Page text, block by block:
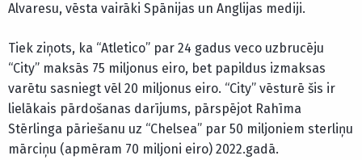
Alvaresu, vēsta vairāki Spānijas un Anglijas mediji.
Tiek ziņots, ka “Atletico” par 24 gadus veco uzbrucēju
“City” maksās 75 miljonus eiro, bet papildus izmaksas
varētu sasniegt vēl 20 miljonus eiro. “City” vēsturē šis ir
lielākais pārdošanas darījums, pārspējot Rahīma
Stērlinga pāriešanu uz “Chelsea” par 50 miljoniem sterliņu
mārciņu (apmēram 70 miljoni eiro) 2022.gadā.